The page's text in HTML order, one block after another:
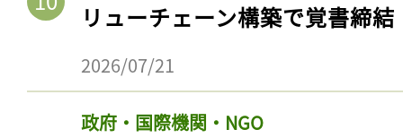
リューチェーン構築で覚書締結
2026/07/21
政府・国際機関・NGO